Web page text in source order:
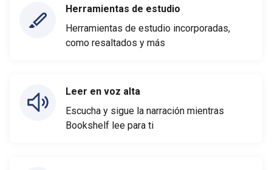
Herramientas de estudio
Herramientas de estudio incorporadas,
como resaltados y más
Leer en voz alta
Escucha y sigue la narración mientras
Bookshelf lee para ti